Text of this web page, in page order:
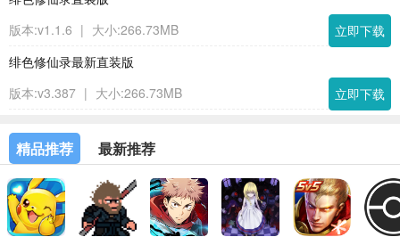
版本:v1.1.6 | 大小:266.73MB
立即下载
绯色修仙录最新直装版
版本:v3.387 | 大小:266.73MB 立即下载
精品推荐 最新推荐